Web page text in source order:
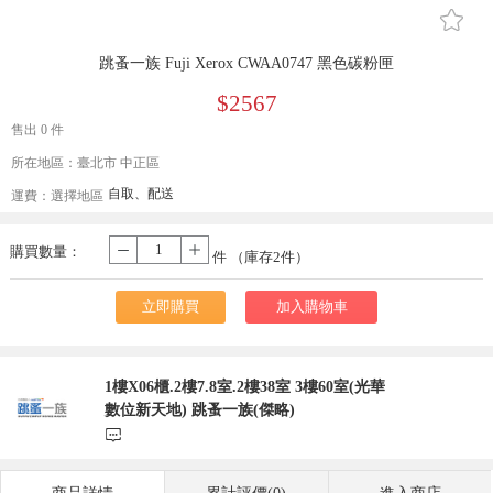
󰄔
跳蚤一族 Fuji Xerox CWAA0747 黑色碳粉匣
$2567
售出 0 件
所在地區：臺北市 中正區
運費： 選擇地區 自取、配送
購買數量：
- 件 （庫存2件）
立即購買 加入購物車
1樓X06櫃.2樓7.8室.2樓38室 3樓60室(光華
數位新天地) 跳蚤一族(傑略)
󰃨